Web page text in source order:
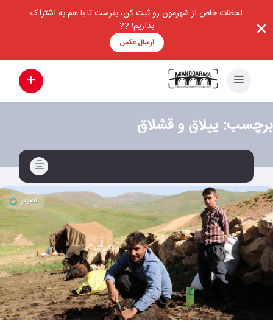
لحظات خاص از شهرمون رو ثبت کن، بفرست تا با هم به اشتراک
بذاریم! ??
ارسال عکس
برچسب: ییلاق و قشلاق
تصویر